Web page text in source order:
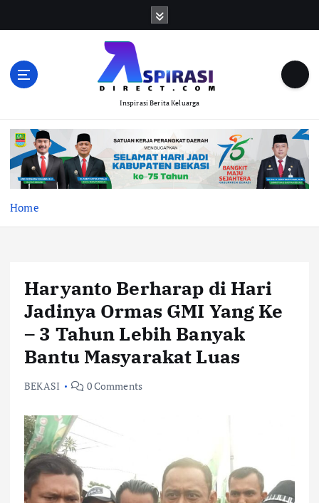
Inspirasi Berita Keluarga
Home
Haryanto Berharap di Hari
Jadinya Ormas GMI Yang Ke
– 3 Tahun Lebih Banyak
Bantu Masyarakat Luas
BEKASI 0 Comments